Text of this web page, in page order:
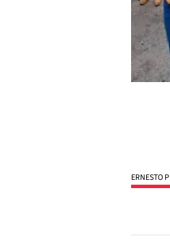
ERNESTO